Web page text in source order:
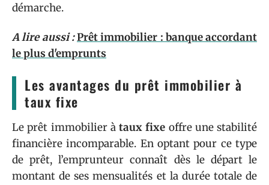
démarche.
A lire aussi :Prêt immobilier : banque accordant
le plus d'emprunts
Les avantages du prêt immobilier à
taux fixe
Le prêt immobilier à taux fixe offre une stabilité
financière incomparable. En optant pour ce type
de prêt, l’emprunteur connaît dès le départ le
montant de ses mensualités et la durée totale de